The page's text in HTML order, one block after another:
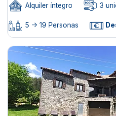
Alquiler íntegro 3
5 -> 19 Personas